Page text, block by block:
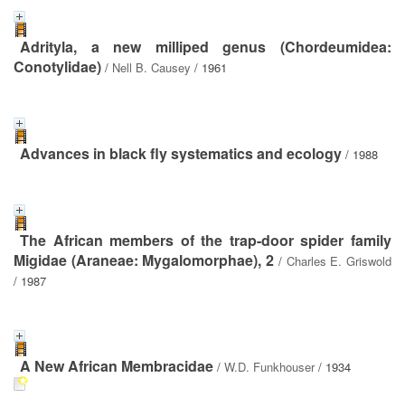
Adrityla, a new milliped genus (Chordeumidea:
Conotylidae) / Nell B. Causey / 1961
Advances in black fly systematics and ecology / 1988
The African members of the trap-door spider family
Migidae (Araneae: Mygalomorphae), 2 / Charles E. Griswold
/ 1987
A New African Membracidae / W.D. Funkhouser/ 1934